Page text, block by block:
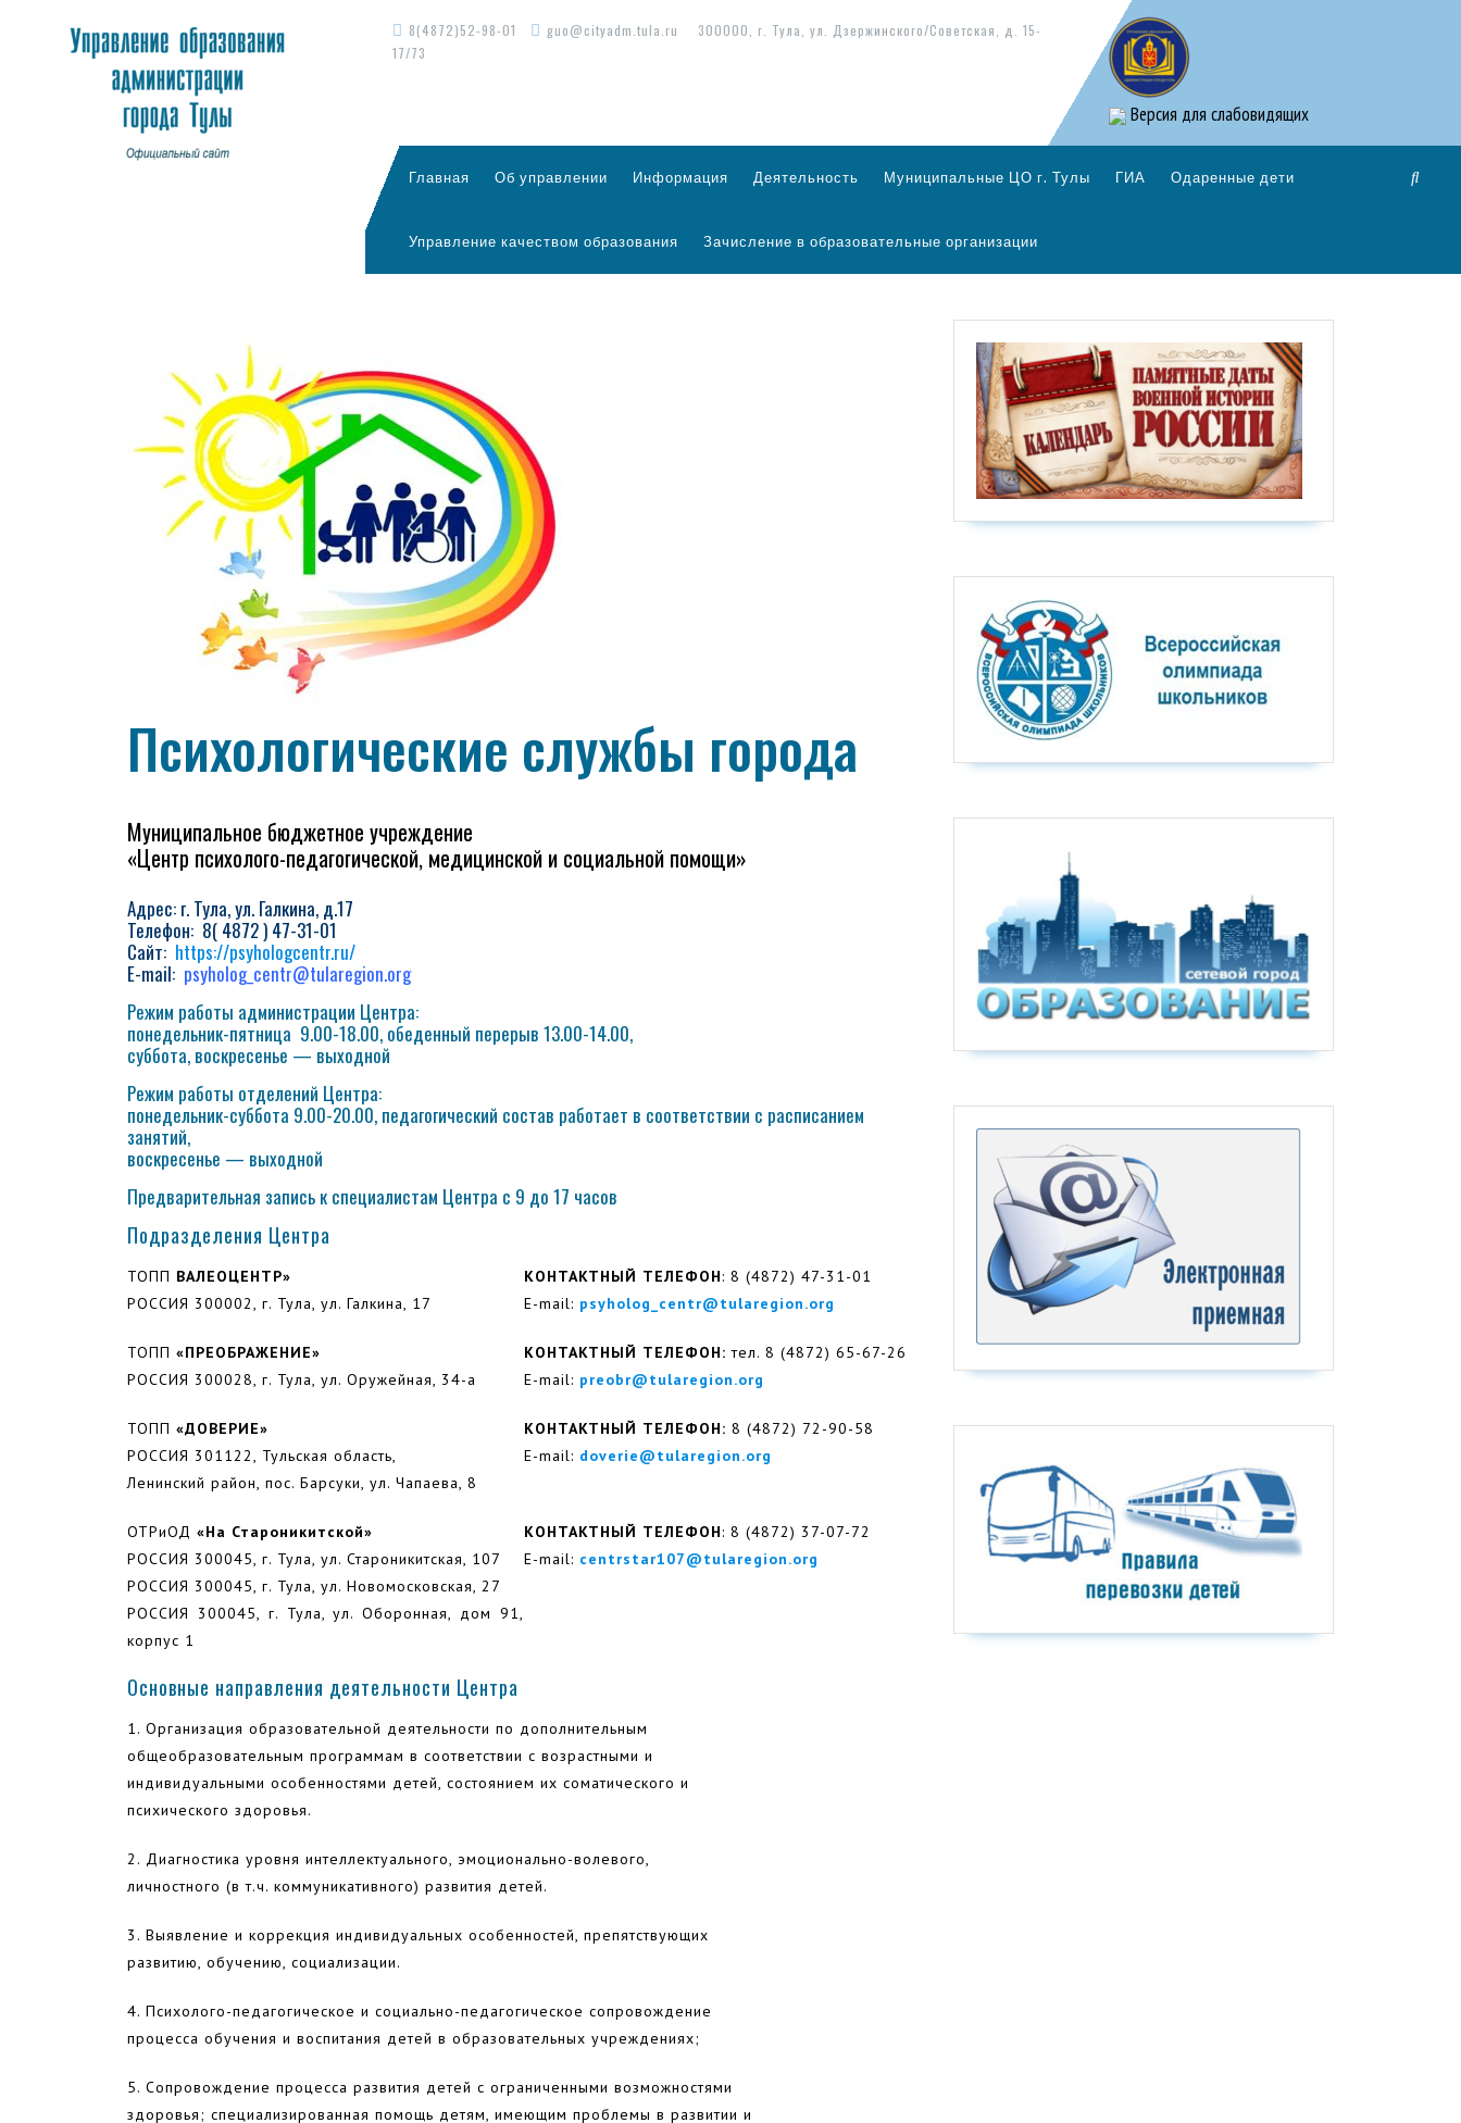
8(4872)52-98-01 guo@cityadm.tula.ru
300000, г. Тула, ул. Дзержинского/Советская, д. 15-
17/73
Версия для слабовидящих
Главная Об управлении Информация Деятельность Муниципальные ЦО г. Тулы ГИА Одаренные дети
Управление качеством образования Зачисление в образовательные организации
Психологические службы города
Муниципальное бюджетное учреждение
«Центр психолого-педагогической, медицинской и социальной помощи»
Адрес: г. Тула, ул. Галкина, д.17
Телефон: 8( 4872 ) 47-31-01
Сайт: https://psyhologcentr.ru/
E-mail: psyholog_centr@tularegion.org
Режим работы администрации Центра:
понедельник-пятница 9.00-18.00, обеденный перерыв 13.00-14.00,
суббота, воскресенье — выходной
Режим работы отделений Центра:
понедельник-суббота 9.00-20.00, педагогический состав работает в соответствии с расписанием
занятий,
воскресенье — выходной
Предварительная запись к специалистам Центра с 9 до 17 часов
Подразделения Центра
ТОПП ВАЛЕОЦЕНТР»
РОССИЯ 300002, г. Тула, ул. Галкина, 17
ТОПП «ПРЕОБРАЖЕНИЕ»
РОССИЯ 300028, г. Тула, ул. Оружейная, 34-а
ТОПП «ДОВЕРИЕ»
РОССИЯ 301122, Тульская область,
Ленинский район, пос. Барсуки, ул. Чапаева, 8
ОТРиОД «На Староникитской»
РОССИЯ 300045, г. Тула, ул. Староникитская, 107
РОССИЯ 300045, г. Тула, ул. Новомосковская, 27
РОССИЯ 300045, г. Тула, ул. Оборонная, дом 91,
корпус 1
КОНТАКТНЫЙ ТЕЛЕФОН: 8 (4872) 47-31-01
E-mail: psyholog_centr@tularegion.org
КОНТАКТНЫЙ ТЕЛЕФОН:тел. 8 (4872) 65-67-26
E-mail: preobr@tularegion.org
КОНТАКТНЫЙ ТЕЛЕФОН: 8 (4872) 72-90-58
E-mail: doverie@tularegion.org
КОНТАКТНЫЙ ТЕЛЕФОН: 8 (4872) 37-07-72
E-mail: centrstar107@tularegion.org
Основные направления деятельности Центра
1. Организация образовательной деятельности по дополнительным
общеобразовательным программам в соответствии с возрастными и
индивидуальными особенностями детей, состоянием их соматического и
психического здоровья.
2. Диагностика уровня интеллектуального, эмоционально-волевого,
личностного (в т.ч. коммуникативного) развития детей.
3. Выявление и коррекция индивидуальных особенностей, препятствующих
развитию, обучению, социализации.
4. Психолого-педагогическое и социально-педагогическое сопровождение
процесса обучения и воспитания детей в образовательных учреждениях;
5. Сопровождение процесса развития детей с ограниченными возможностями
здоровья; специализированная помощь детям, имеющим проблемы в развитии и